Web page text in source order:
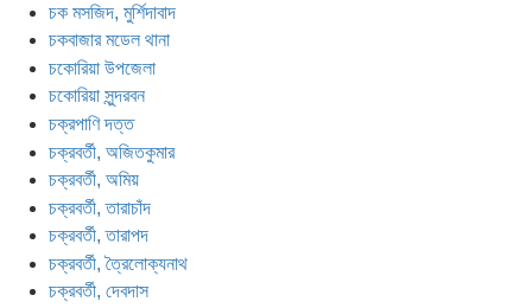
চক মসজিদ, মুর্শিদাবাদ
চকবাজার মডেল থানা
চকোরিয়া উপজেলা
চকোরিয়া সুন্দরবন
চক্রপাণি দত্ত
চক্রবর্তী, অজিতকুমার
চক্রবর্তী, অমিয়
চক্রবর্তী, তারাচাঁদ
চক্রবর্তী, তারাপদ
চক্রবর্তী, ত্রৈলোক্যনাথ
চক্রবর্তী, দেবদাস